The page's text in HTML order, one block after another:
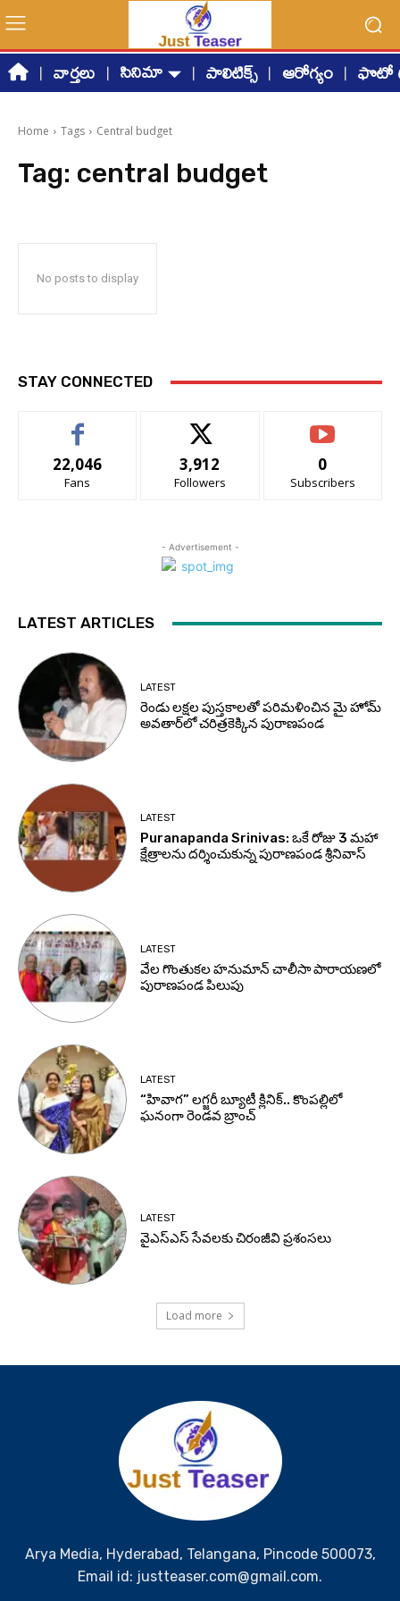
వార్తలు సినిమా పాలిటిక్స్ ఆరోగ్యం ఫొటో
Home Tags Central budget
Tag: central budget
No posts to display
STAY CONNECTED
22,046
Fans
3,912
Followers
0
Subscribers
- Advertisement -
LATEST ARTICLES
LATEST
రెండు లక్షల పుస్తకాలతో పరిమళించిన మై హోమ్
అవతార్‌లో చరిత్రకెక్కిన పురాణపండ
LATEST
Puranapanda Srinivas: ఒకే రోజు 3 మహా
క్షేత్రాలను దర్శించుకున్న పురాణపండ శ్రీనివాస్
LATEST
వేల గొంతుకల హనుమాన్ చాలీసా పారాయణలో
పురాణపండ పిలుపు
LATEST
“హివాగ” లగ్జరీ బ్యూటీ క్లినిక్.. కొంపల్లిలో
ఘనంగా రెండవ బ్రాంచ్
LATEST
వైఎస్ఎస్ సేవలకు చిరంజీవి ప్రశంసలు
Load more
Arya Media, Hyderabad, Telangana, Pincode 500073,
Email id: justteaser.com@gmail.com.